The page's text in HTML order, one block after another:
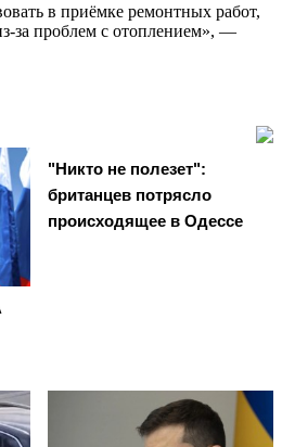
в приёмке ремонтных работ,
за проблем с отоплением», —
"Никто не полезет":
британцев потрясло
происходящее в Одессе